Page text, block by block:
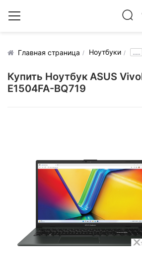
Главная страница Ноутбуки .....
Купить Ноутбук ASUS
E1504FA-BQ719